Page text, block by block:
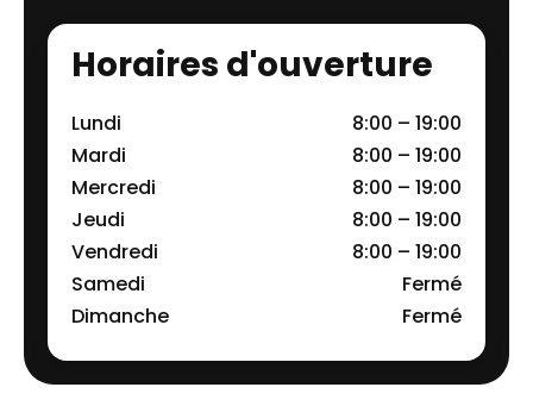
Horaires d'ouverture
Lundi
8:00 – 19:00
Mardi
8:00 – 19:00
Mercredi
8:00 – 19:00
Jeudi
8:00 – 19:00
Vendredi
8:00 – 19:00
Samedi
Fermé
Dimanche
Fermé